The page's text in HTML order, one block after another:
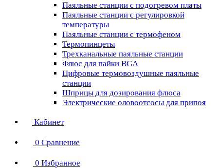
Паяльные станции с подогревом платы
Паяльные станции с регулировкой
температуры
Паяльные станции с термофеном
Термопинцеты
Трехканальные паяльные станции
Флюс для пайки BGA
Цифровые термовоздушные паяльные
станции
Шприцы для дозирования флюса
Электрические оловоотсосы для припоя
Кабинет
0 Сравнение
0 Избранное